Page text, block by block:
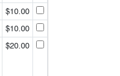
$10.00
$10.00
$20.00